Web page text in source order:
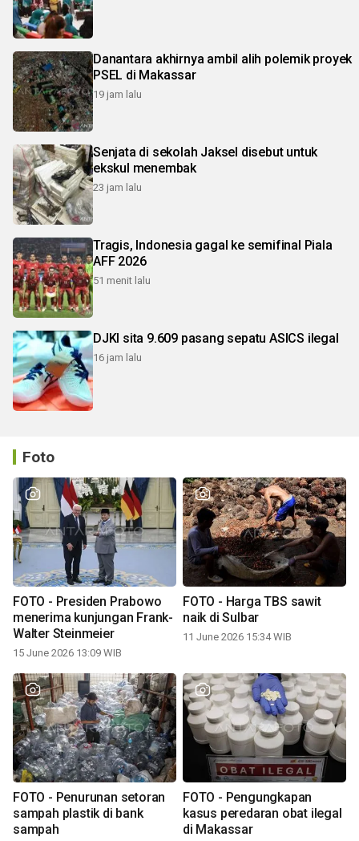
Danantara akhirnya ambil alih polemik proyek
PSEL di Makassar
19 jam lalu
Senjata di sekolah Jaksel disebut untuk
ekskul menembak
23 jam lalu
Tragis, Indonesia gagal ke semifinal Piala
AFF 2026
51 menit lalu
DJKI sita 9.609 pasang sepatu ASICS ilegal
16 jam lalu
Foto
FOTO - Presiden Prabowo
menerima kunjungan Frank-
Walter Steinmeier
15 June 2026 13:09 WIB
FOTO - Harga TBS sawit
naik di Sulbar
11 June 2026 15:34 WIB
FOTO - Penurunan setoran
sampah plastik di bank
sampah
FOTO - Pengungkapan
kasus peredaran obat ilegal
di Makassar